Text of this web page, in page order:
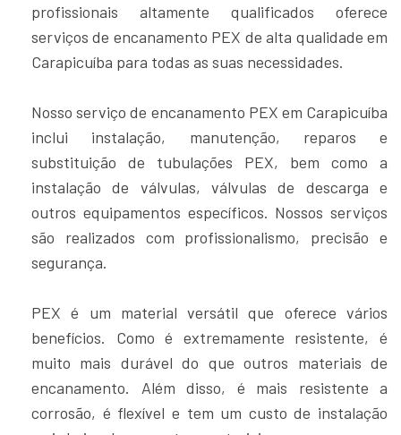
profissionais altamente qualificados oferece
serviços de encanamento PEX de alta qualidade em
Carapicuíba para todas as suas necessidades.
Nosso serviço de encanamento PEX em Carapicuíba
inclui instalação, manutenção, reparos e
substituição de tubulações PEX, bem como a
instalação de válvulas, válvulas de descarga e
outros equipamentos específicos. Nossos serviços
são realizados com profissionalismo, precisão e
segurança.
PEX é um material versátil que oferece vários
benefícios. Como é extremamente resistente, é
muito mais durável do que outros materiais de
encanamento. Além disso, é mais resistente a
corrosão, é flexível e tem um custo de instalação